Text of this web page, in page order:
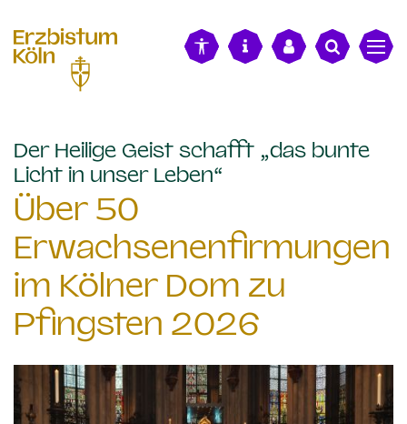
Der Heilige Geist schafft „das bunte
Licht in unser Leben“
Über 50
Erwachsenenfirmungen
im Kölner Dom zu
Pfingsten 2026